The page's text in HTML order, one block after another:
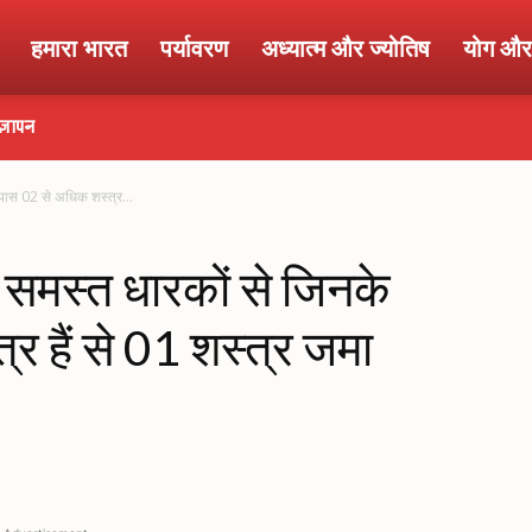
हमारा भारत पर्यावरण अध्यात्म और ज्योतिष योग
02 से अधिक शस्त्र...
समस्त धारकों से जिनके
हैं से 01 शस्त्र जमा